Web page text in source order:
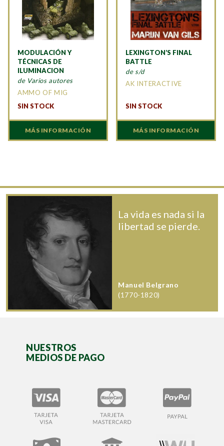
MODULACIÓN Y
TÉCNICAS DE
ILUMINACION
de Varios autores
AMMO OF MIG
SIN STOCK
MÁS INFORMACIÓN
LEXINGTON’S FINAL
BATTLE
de s/d
AK INTERACTIVE
SIN STOCK
MÁS INFORMACIÓN
La vida es nada si la
libertad se pierde.
Manuel Belgrano
(1770-1820)
NUESTROS
MEDIOS DE PAGO